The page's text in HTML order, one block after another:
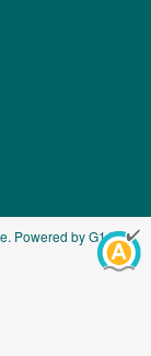
. Powered by G1.be -